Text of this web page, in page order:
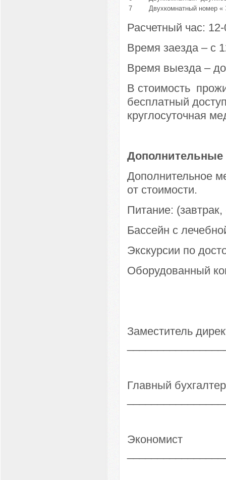
7
Двухкомнатный номер «
Расчетный час:
Время заезда – с
Время выезда –
В стоимость
бесплатный
круглосуточная
Дополнительные
Дополнительное
от стоимости.
Питание:
Бассейн с
Экскурсии по
Оборудованный
Заместитель